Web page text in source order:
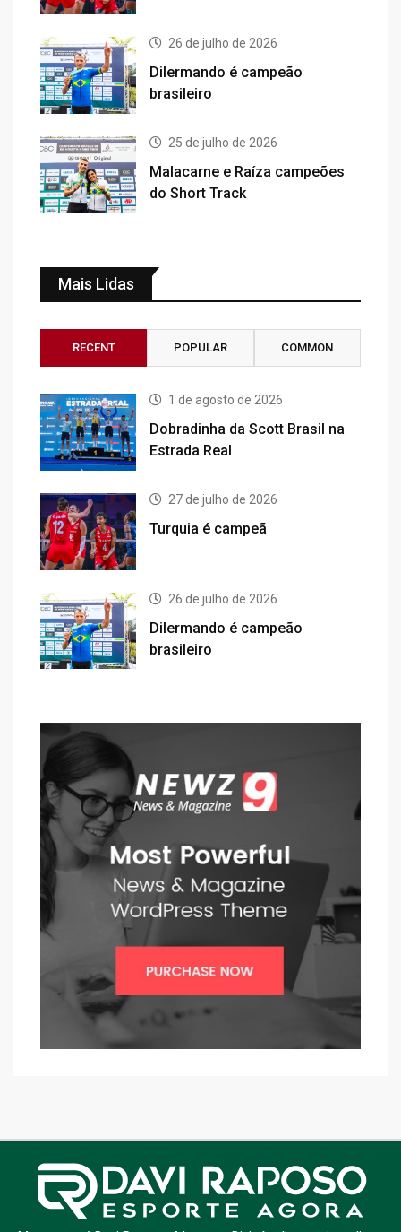
26 de julho de 2026
Dilermando é campeão
brasileiro
25 de julho de 2026
Malacarne e Raíza campeões
do Short Track
Mais Lidas
RECENT POPULAR COMMON
1 de agosto de 2026
Dobradinha da Scott Brasil na
Estrada Real
27 de julho de 2026
Turquia é campeã
26 de julho de 2026
Dilermando é campeão
brasileiro